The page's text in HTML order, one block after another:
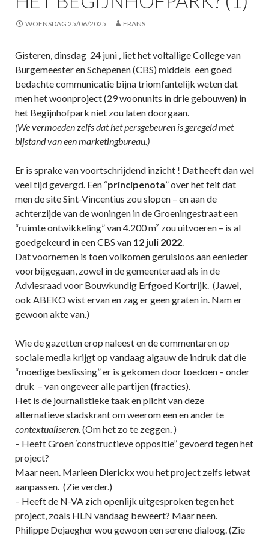
WOENSDAG 25/06/2025 FRANS
Gisteren, dinsdag 24 juni , liet het voltallige College van
Burgemeester en Schepenen (CBS) middels een goed
bedachte communicatie bijna triomfantelijk weten dat
men het woonproject (29 woonunits in drie gebouwen) in
het Begijnhofpark niet zou laten doorgaan.
(We vermoeden zelfs dat het persgebeuren is geregeld met
bijstand van een marketingbureau.)
Er is sprake van voortschrijdend inzicht ! Dat heeft dan wel
veel tijd gevergd. Een “principenota” over het feit dat
men de site Sint-Vincentius zou slopen – en aan de
achterzijde van de woningen in de Groeningestraat een
“ruimte ontwikkeling” van 4.200 m² zou uitvoeren – is al
goedgekeurd in een CBS van 12 juli 2022.
Dat voornemen is toen volkomen geruisloos aan eenieder
voorbijgegaan, zowel in de gemeenteraad als in de
Adviesraad voor Bouwkundig Erfgoed Kortrijk. (Jawel,
ook ABEKO wist ervan en zag er geen graten in. Nam er
gewoon akte van.)
Wie de gazetten erop naleest en de commentaren op
sociale media krijgt op vandaag algauw de indruk dat die
“moedige beslissing” er is gekomen door toedoen – onder
druk – van ongeveer alle partijen (fracties).
Het is de journalistieke taak en plicht van deze
alternatieve stadskrant om weerom een en ander te
contextualiseren. (Om het zo te zeggen. )
– Heeft Groen ‘constructieve oppositie” gevoerd tegen het
project?
Maar neen. Marleen Dierickx wou het project zelfs ietwat
aanpassen. (Zie verder.)
– Heeft de N-VA zich openlijk uitgesproken tegen het
project, zoals HLN vandaag beweert? Maar neen.
Philippe Dejaegher wou gewoon een serene dialoog. (Zie